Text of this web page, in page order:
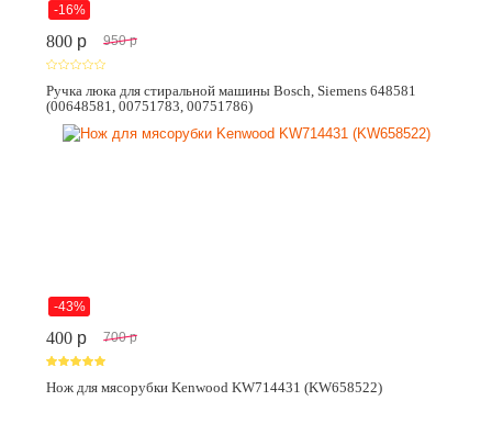
-16%
800 p 950 p
Ручка люка для стиральной машины Bosch, Siemens 648581
(00648581, 00751783, 00751786)
-43%
400 p 700 p
Нож для мясорубки Kenwood KW714431 (KW658522)